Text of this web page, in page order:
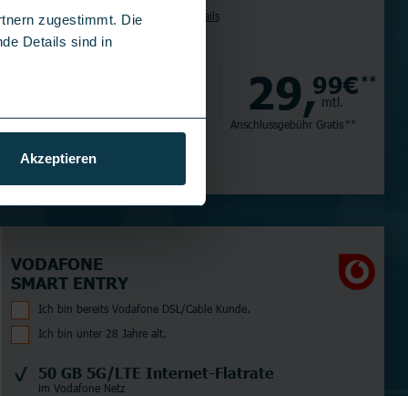
zugestimmt. Die
Details sind in
Akzeptieren
Tarifdetails
29,99€ **
mtl.
Anschlussgebühr Gratis **
VODAFONE
SMART ENTRY
Ich bin bereits Vodafone DSL/Cable Kunde.
Ich bin unter 28 Jahre alt.
50 GB 5G/LTE Internet-Flatrate
im Vodafone Netz